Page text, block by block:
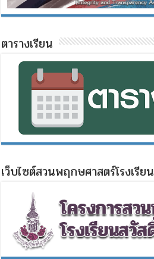
ตารางเรียน
เว็บไซต์สวนพฤกษศาสตร์โรงเรียน